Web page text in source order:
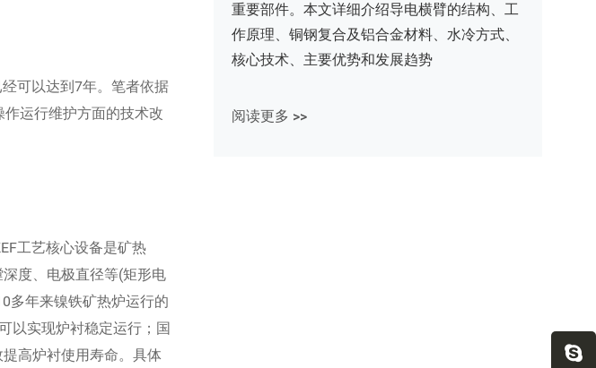
可以达到7年。笔者依据
运行维护方面的技术改
工艺核心设备是矿热
度、电极直径等(矩形电
多年来镍铁矿热炉运行的
以实现炉衬稳定运行；国
高炉衬使用寿命。具体
重要部件。本文详细介绍导电横臂的结构、工
作原理、铜钢复合及铝合金材料、水冷方式、
核心技术、主要优势和发展趋势
阅读更多 >>